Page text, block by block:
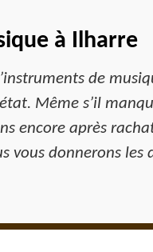
à Ilharre
de
Même s’il
encore après
vous donnerons les